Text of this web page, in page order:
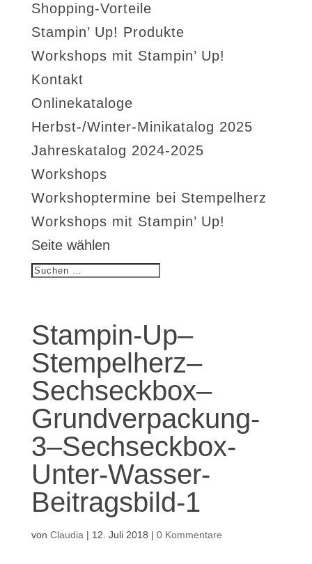
Shopping-Vorteile
Stampin’ Up! Produkte
Workshops mit Stampin’ Up!
Kontakt
Onlinekataloge
Herbst-/Winter-Minikatalog 2025
Jahreskatalog 2024-2025
Workshops
Workshoptermine bei Stempelherz
Workshops mit Stampin’ Up!
Seite wählen
Stampin-Up–
Stempelherz–
Sechseckbox–
Grundverpackung-
3–Sechseckbox-
Unter-Wasser-
Beitragsbild-1
von Claudia | 12. Juli 2018 | 0 Kommentare